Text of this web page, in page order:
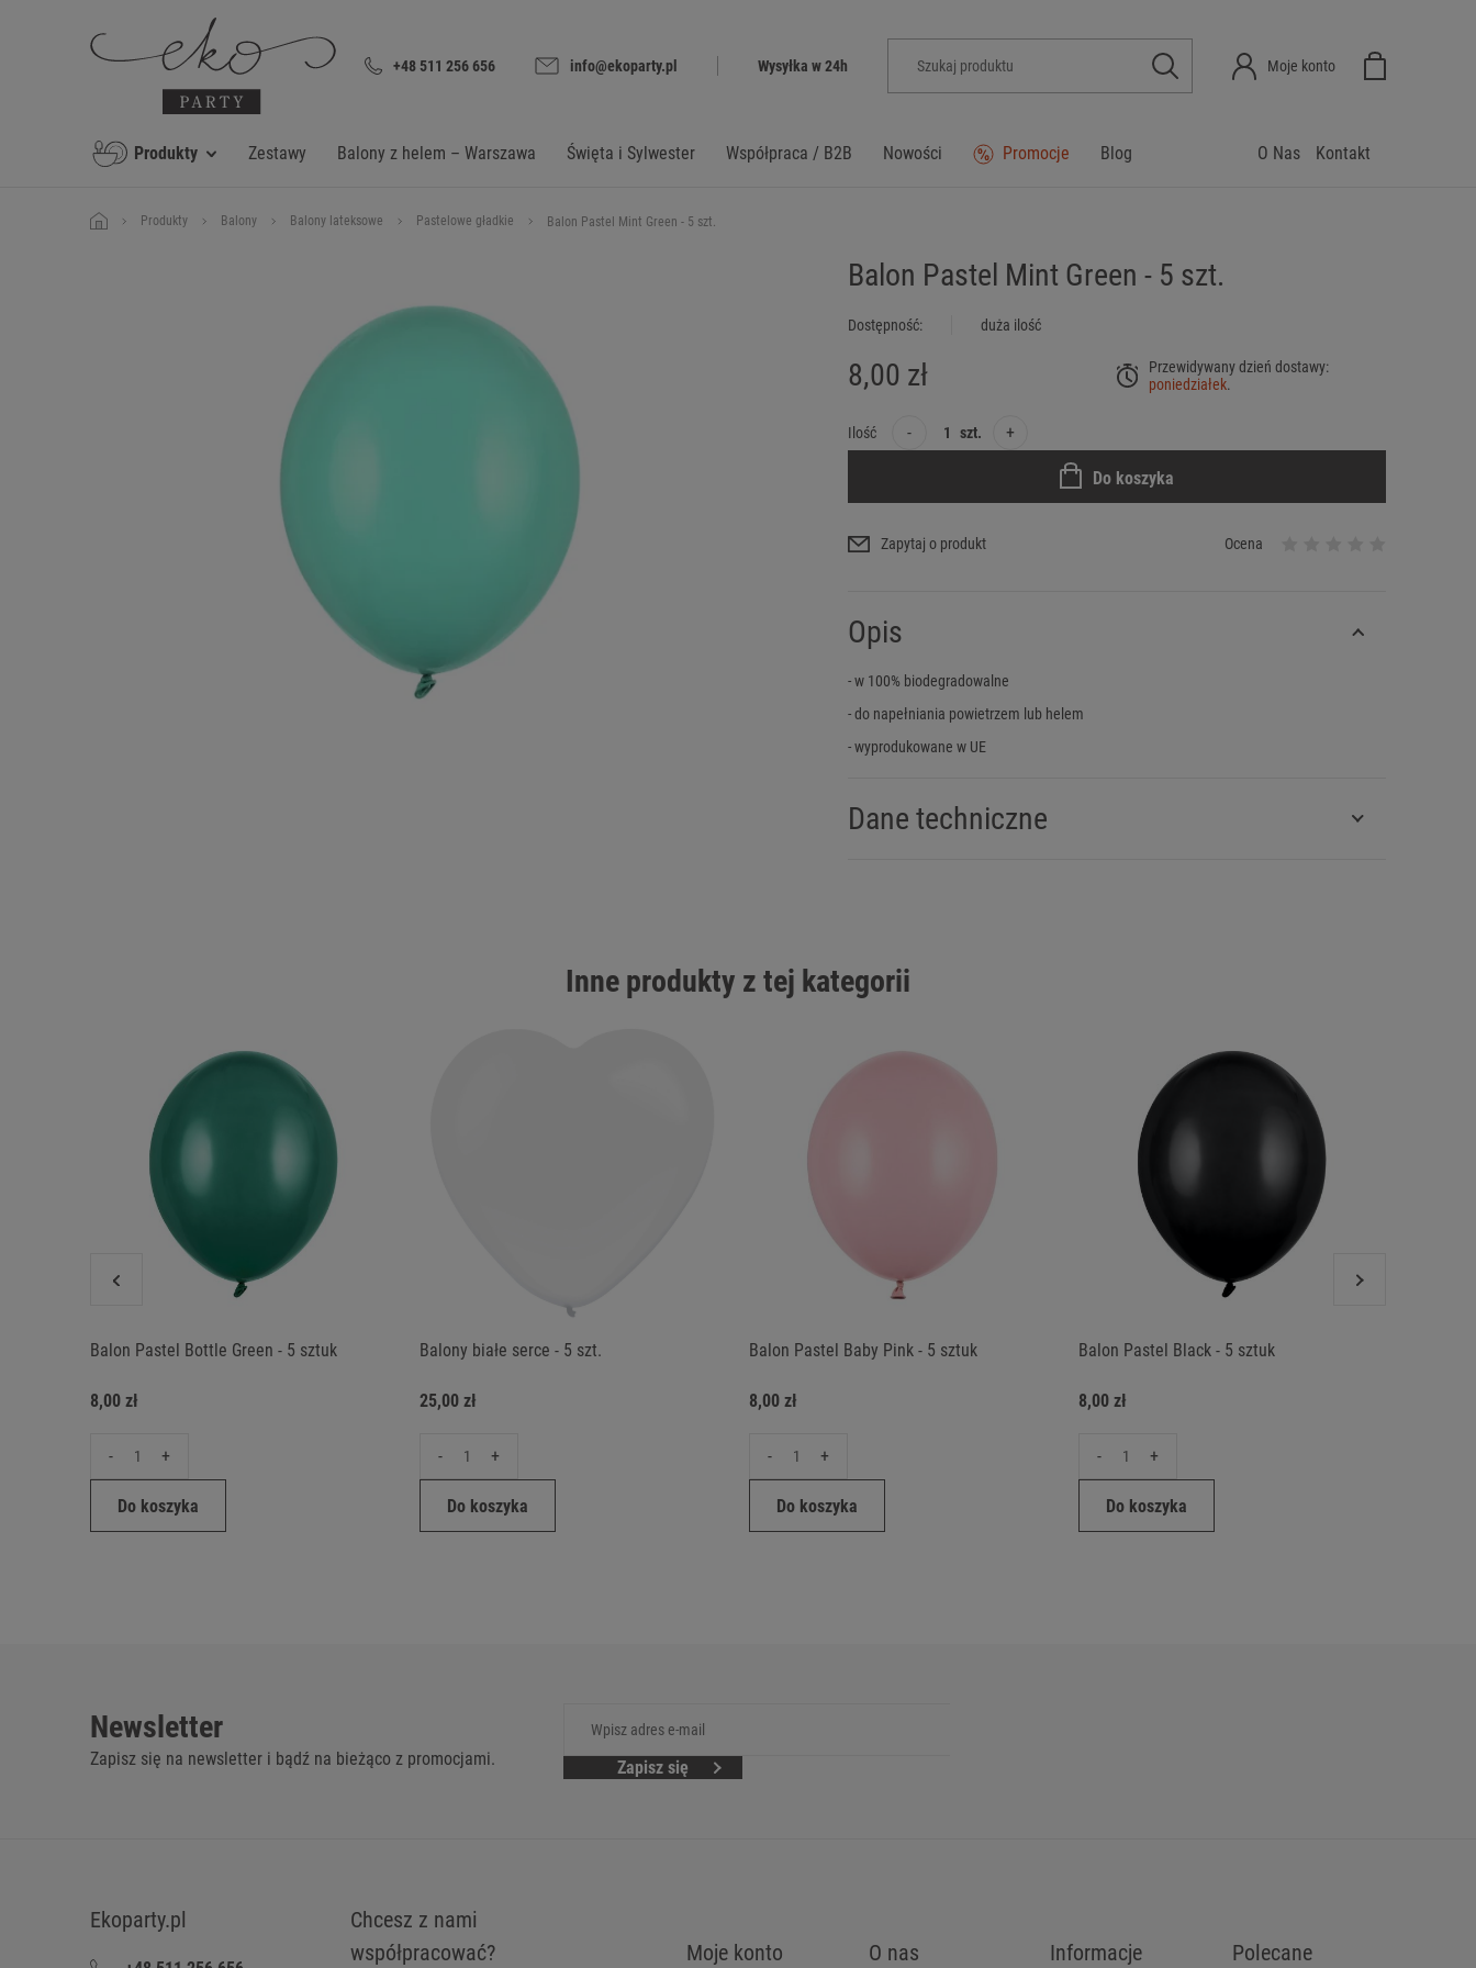
+48 511 256 656 info@ekoparty.pl Wysyłka w 24h Moje konto
Produkty Zestawy Balony z helem – Warszawa Święta i Sylwester Współpraca / B2B Nowości Promocje Blog Kontakt
O Nas
Produkty Balony Balony lateksowe Pastelowe gładkie Balon Pastel Mint Green - 5 szt.
Balon Pastel Mint Green - 5 szt.
Dostępność: duża ilość
8,00 zł
Przewidywany dzień dostawy:
poniedziałek.
Ilość - szt. +
Do koszyka
Zapytaj o produkt Ocena
Opis
- w 100% biodegradowalne
- do napełniania powietrzem lub helem
- wyprodukowane w UE
Dane techniczne
Inne produkty z tej kategorii
Balon Pastel Bottle Green - 5 sztuk
8,00 zł
- +
Do koszyka
Balony białe serce - 5 szt.
25,00 zł
- +
Do koszyka
Balon Pastel Baby Pink - 5 sztuk
8,00 zł
- +
Do koszyka
Balon Pastel Black - 5 sztuk
8,00 zł
- +
Do koszyka
Newsletter
Zapisz się na newsletter i bądź na bieżąco z promocjami. Zapisz się
Ekoparty.pl
Chcesz z nami
współpracować?
Moje konto O nas Informacje Polecane